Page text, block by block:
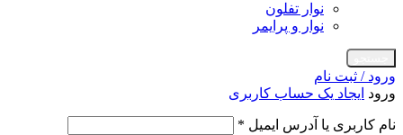
نوار تفلون
نوار و پرایمر
ورود / ثبت نام
ورود ایجاد یک حساب کاربری
نام کاربری یا آدرس ایمیل *